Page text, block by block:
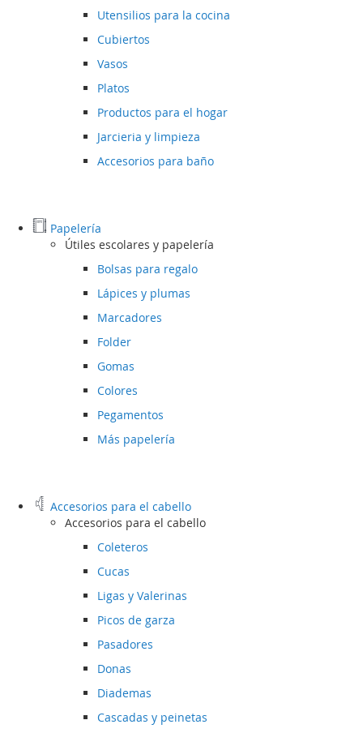
Utensilios para la cocina
Cubiertos
Vasos
Platos
Productos para el hogar
Jarcieria y limpieza
Accesorios para baño
Papelería
Útiles escolares y papelería
Bolsas para regalo
Lápices y plumas
Marcadores
Folder
Gomas
Colores
Pegamentos
Más papelería
Accesorios para el cabello
Accesorios para el cabello
Coleteros
Cucas
Ligas y Valerinas
Picos de garza
Pasadores
Donas
Diademas
Cascadas y peinetas